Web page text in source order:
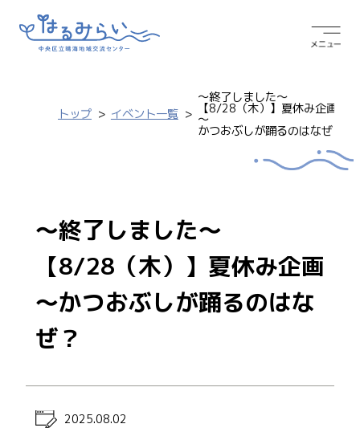
トップ イベント一覧
～終了しました～
【8/28（木）】夏休み企画
～
かつおぶしが踊るのはなぜ？
～終了しました～
【8/28（木）】夏休み企画
～かつおぶしが踊るのはな
ぜ？
2025.08.02